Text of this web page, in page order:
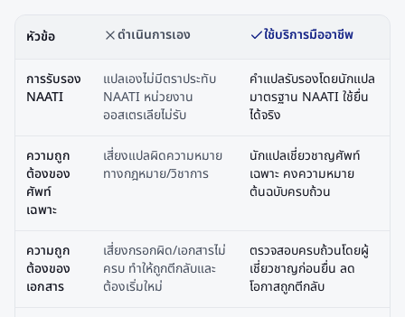
หัวข้อ ดำเนินการเอง ใช้บริการมืออาชีพ
การรับรอง
NAATI
แปลเองไม่มีตราประทับ
NAATI หน่วยงาน
ออสเตรเลียไม่รับ
คำแปลรับรองโดยนักแปล
มาตรฐาน NAATI ใช้ยื่น
ได้จริง
ความถูก
ต้องของ
ศัพท์
เฉพาะ
เสี่ยงแปลผิดความหมาย
ทางกฎหมาย/วิชาการ
นักแปลเชี่ยวชาญศัพท์
เฉพาะ คงความหมาย
ต้นฉบับครบถ้วน
ความถูก
ต้องของ
เอกสาร
เสี่ยงกรอกผิด/เอกสารไม่
ครบ ทำให้ถูกตีกลับและ
ต้องเริ่มใหม่
ตรวจสอบครบถ้วนโดยผู้
เชี่ยวชาญก่อนยื่น ลด
โอกาสถูกตีกลับ